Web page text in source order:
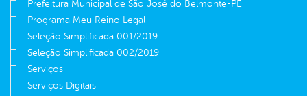
Prefeitura Municipal de São José do Belmonte-PE
Programa Meu Reino Legal
Seleção Simplificada 001/2019
Seleção Simplificada 002/2019
Serviços
Serviços Digitais